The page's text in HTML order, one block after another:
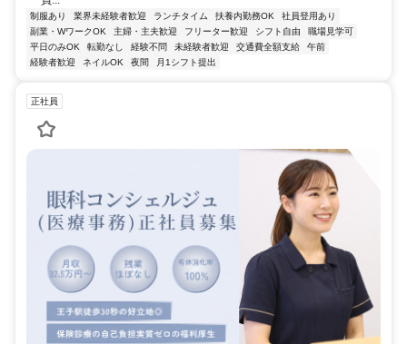
制服あり 業界未経験者歓迎 ランチタイム 扶養内勤務OK
社員登用あり
副業・WワークOK
主婦・主夫歓迎 フリーター歓迎 シフト自由
職場見学可
平日のみOK
転勤なし 経験不問 未経験者歓迎 交通費全額支給
午前
経験者歓迎
ネイルOK 夜間 月1シフト提出
正社員